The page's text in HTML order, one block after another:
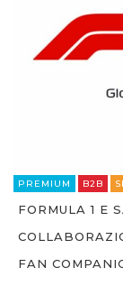
PREMIUM B2B
FORMULA 1 E
FAN